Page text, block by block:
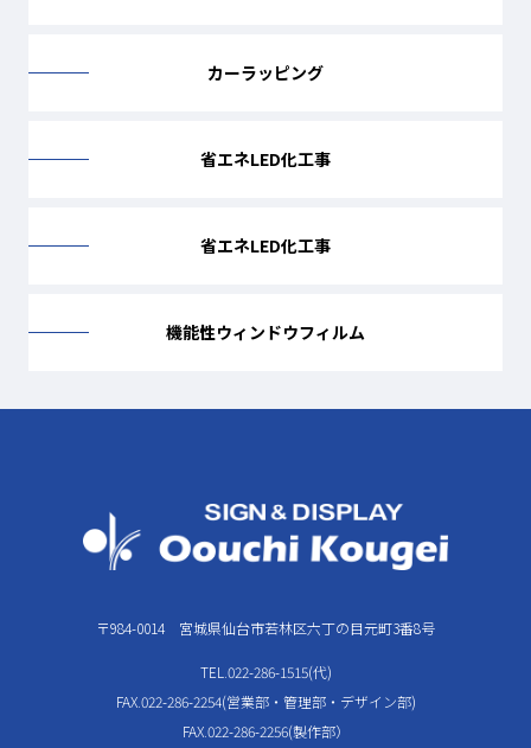
カーラッピング
省エネLED化工事
省エネLED化工事
機能性ウィンドウフィルム
〒984-0014 宮城県仙台市若林区六丁の目元町3番8号
TEL.022-286-1515(代)
FAX.022-286-2254(営業部・管理部・デザイン部)
FAX.022-286-2256(製作部）